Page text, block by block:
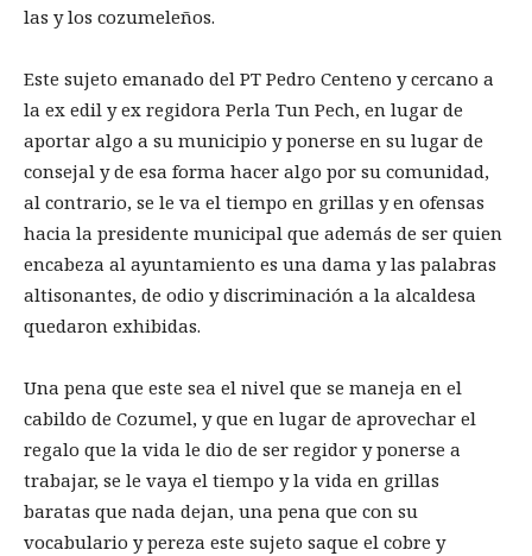
las y los cozumeleños.
Este sujeto emanado del PT Pedro Centeno y cercano a
la ex edil y ex regidora Perla Tun Pech, en lugar de
aportar algo a su municipio y ponerse en su lugar de
consejal y de esa forma hacer algo por su comunidad,
al contrario, se le va el tiempo en grillas y en ofensas
hacia la presidente municipal que además de ser quien
encabeza al ayuntamiento es una dama y las palabras
altisonantes, de odio y discriminación a la alcaldesa
quedaron exhibidas.
Una pena que este sea el nivel que se maneja en el
cabildo de Cozumel, y que en lugar de aprovechar el
regalo que la vida le dio de ser regidor y ponerse a
trabajar, se le vaya el tiempo y la vida en grillas
baratas que nada dejan, una pena que con su
vocabulario y pereza este sujeto saque el cobre y